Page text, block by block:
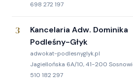
698 272 197
3
Kancelaria Adw. Dominika
Podleśny-Głyk
adwokat-podlesnyglyk.pl
Jagiellońska 6A/10, 41-200
510 182 297